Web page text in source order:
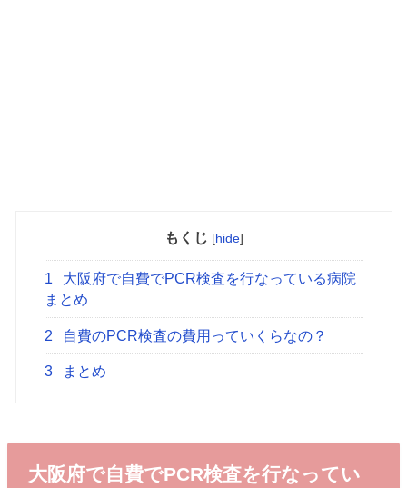
もくじ [hide]
1
大阪府で自費でPCR検査を行なっている病院
まとめ
2 自費のPCR検査の費用っていくらなの？
3 まとめ
大阪府で自費でPCR検査を行なってい